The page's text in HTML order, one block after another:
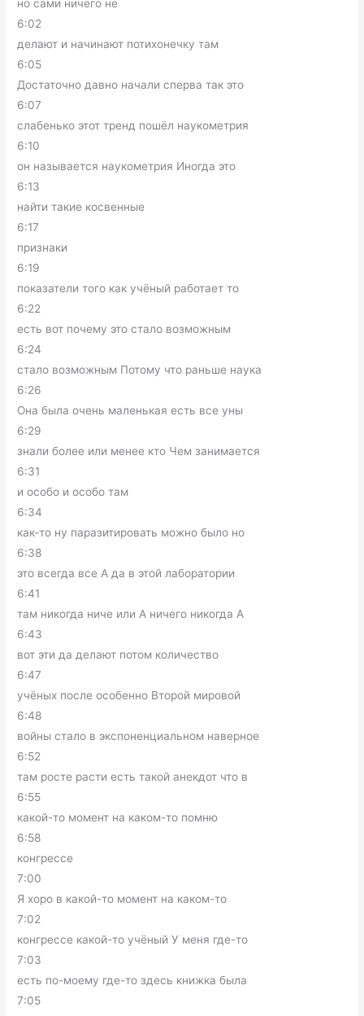
но сами ничего не
6:02
делают и начинают потихонечку там
6:05
Достаточно давно начали сперва так это
6:07
слабенько этот тренд пошёл наукометрия
6:10
он называется наукометрия Иногда это
6:13
найти такие косвенные
6:17
признаки
6:19
показатели того как учёный работает то
6:22
есть вот почему это стало возможным
6:24
стало возможным Потому что раньше наука
6:26
Она была очень маленькая есть все уны
6:29
знали более или менее кто Чем занимается
6:31
и особо и особо там
6:34
как-то ну паразитировать можно было но
6:38
это всегда все А да в этой лаборатории
6:41
там никогда ниче или А ничего никогда А
6:43
вот эти да делают потом количество
6:47
учёных после особенно Второй мировой
6:48
войны стало в экспоненциальном наверное
6:52
там росте расти есть такой анекдот что в
6:55
какой-то момент на каком-то помню
6:58
конгрессе
7:00
Я хоро в какой-то момент на каком-то
7:02
конгрессе какой-то учёный У меня где-то
7:03
есть по-моему где-то здесь книжка была
7:05